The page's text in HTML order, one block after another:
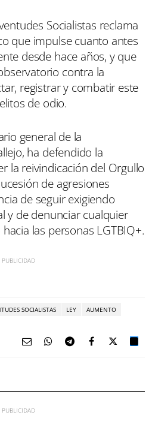
Socialistas reclama
que impulse cuanto antes
desde hace años, y que
contra la
registrar y combatir este
de odio.
general de la
ha defendido la
la reivindicación del Orgullo
de agresiones
de seguir exigiendo
y de denunciar cualquier
las personas LGTBIQ+.
SOCIALISTAS LEY
AUMENTO